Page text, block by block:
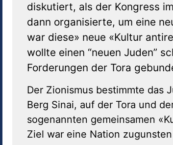
diskutiert, als der Kongress
dann organisierte, um eine
war diese» neue «Kultur
wollte einen “neuen Juden”
Forderungen der Tora
Der Zionismus bestimmte das
Berg Sinai, auf der Tora und
sogenannten gemeinsamen
Ziel war eine Nation